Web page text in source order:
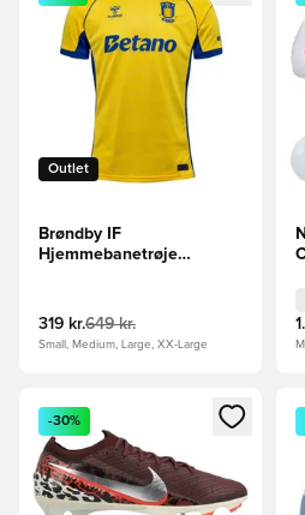
Outlet
Brøndby IF
Hjemmebanetrøje
319 kr.649 kr.
Small, Medium, Large, XX-Large
Åbner en Modal til at logge ind
-30%